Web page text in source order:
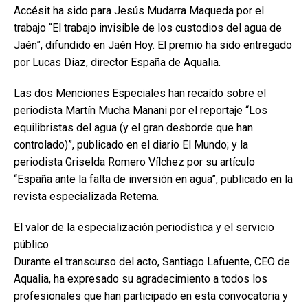
Accésit ha sido para Jesús Mudarra Maqueda por el
trabajo “El trabajo invisible de los custodios del agua de
Jaén”, difundido en Jaén Hoy. El premio ha sido entregado
por Lucas Díaz, director España de Aqualia.
Las dos Menciones Especiales han recaído sobre el
periodista Martín Mucha Manani por el reportaje “Los
equilibristas del agua (y el gran desborde que han
controlado)”, publicado en el diario El Mundo; y la
periodista Griselda Romero Vílchez por su artículo
“España ante la falta de inversión en agua”, publicado en la
revista especializada Retema.
El valor de la especialización periodística y el servicio
público
Durante el transcurso del acto, Santiago Lafuente, CEO de
Aqualia, ha expresado su agradecimiento a todos los
profesionales que han participado en esta convocatoria y